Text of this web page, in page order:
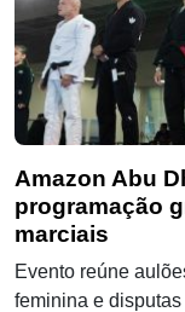
Amazon Abu
programação
marciais
Evento reúne
feminina e